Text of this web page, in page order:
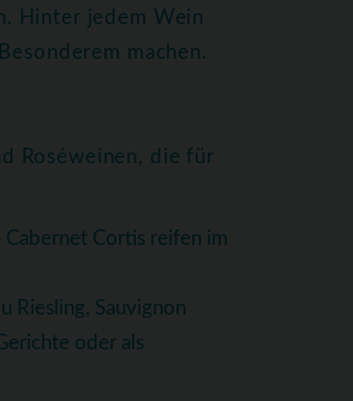
Hinter jedem Wein
machen.
Roséweinen, die für
Cortis reifen im
Riesling, Sauvignon
oder als